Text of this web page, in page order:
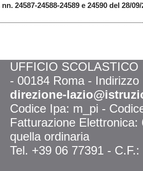
24587-24588-24589 e 24590 del 28/09/
UFFICIO
- 00184 Roma -
direzione-
Codice Ipa: m_pi -
Fatturazione
quella ordinaria
Tel. +39 06 77391 -